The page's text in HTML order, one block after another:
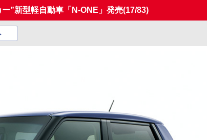
”新型軽自動車「N-ONE」発売(17/83)